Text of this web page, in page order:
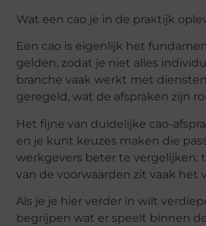
Wat een cao je in de praktijk
Een cao is eigenlijk het
gelden, zodat je niet alles
branche vaak werkt met
geregeld, wat de afspraken zijn
Het fijne van duidelijke cao-
en je kunt keuzes maken die
werkgevers beter te vergelijken:
van de voorwaarden zit vaak het
Als je je hier verder in wilt
begrijpen wat er speelt binnen